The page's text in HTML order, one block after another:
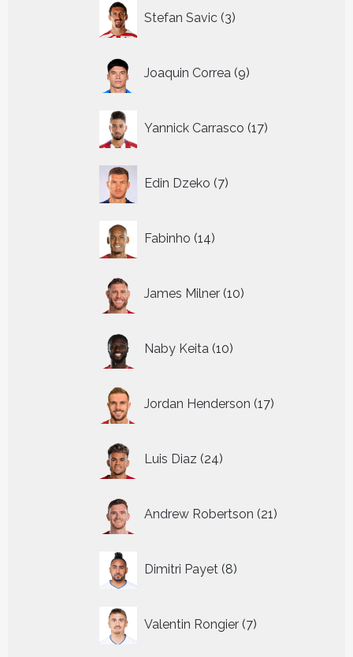
Stefan Savic 3
producten
Joaquin Correa 9
producten
Yannick Carrasco 17
producten
Edin Dzeko 7
producten
Fabinho 14
producten
James Milner 10
producten
Naby Keita 10
producten
Jordan Henderson 17
producten
Luis Diaz 24
producten
Andrew Robertson 21
producten
Dimitri Payet 8
producten
Valentin Rongier 7
producten